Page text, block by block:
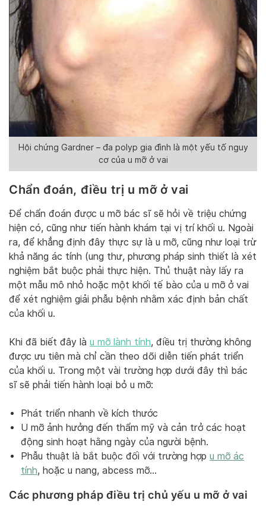
Hội chứng Gardner – đa polyp gia đình là một yếu tố nguy
cơ của u mỡ ở vai
Chẩn đoán, điều trị u mỡ ở vai
Để chẩn đoán được u mỡ bác sĩ sẽ hỏi về triệu chứng
hiện có, cũng như tiến hành khám tại vị trí khối u. Ngoài
ra, để khẳng định đây thực sự là u mỡ, cũng như loại trừ
khả năng ác tính (ung thư, phương pháp sinh thiết là xét
nghiệm bắt buộc phải thực hiện. Thủ thuật này lấy ra
một mẫu mô nhỏ hoặc một khối tế bào của u mỡ ở vai
để xét nghiệm giải phẫu bệnh nhằm xác định bản chất
của khối u.
Khi đã biết đây là u mỡ lành tính, điều trị thường không
được ưu tiên mà chỉ cần theo dõi diễn tiến phát triển
của khối u. Trong một vài trường hợp dưới đây thì bác
sĩ sẽ phải tiến hành loại bỏ u mỡ:
Phát triển nhanh về kích thước
U mỡ ảnh hưởng đến thẩm mỹ và cản trở các hoạt
động sinh hoạt hằng ngày của người bệnh.
Phẫu thuật là bắt buộc đối với trường hợp u mỡ ác
tính, hoặc u nang, abcess mỡ…
Các phương pháp điều trị chủ yếu u mỡ ở vai